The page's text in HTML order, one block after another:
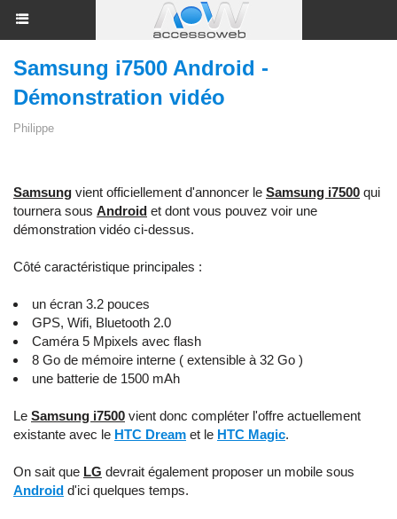
Samsung i7500 Android -
Démonstration vidéo
Philippe
Samsung vient officiellement d'annoncer le Samsung i7500 qui
tournera sous Android et dont vous pouvez voir une
démonstration vidéo ci-dessus.
Côté caractéristique principales :
un écran 3.2 pouces
GPS, Wifi, Bluetooth 2.0
Caméra 5 Mpixels avec flash
8 Go de mémoire interne ( extensible à 32 Go )
une batterie de 1500 mAh
Le Samsung i7500 vient donc compléter l'offre actuellement
existante avec le HTC Dream et le HTC Magic.
On sait que LG devrait également proposer un mobile sous
Android d'ici quelques temps.